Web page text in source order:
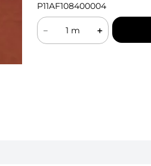
P11AF108400004
＋
－